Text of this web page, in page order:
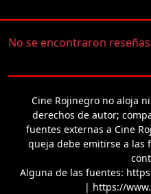
No se encontraron
Cine Rojinegro no aloja
derechos de autor;
fuentes externas a Cine
queja debe emitirse a las
Alguna de las fuentes:
| https://